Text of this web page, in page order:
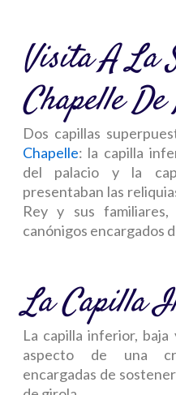
Visita A La
Chapelle
Dos capillas
Chapelle: la capilla
del palacio y la
presentaban las
Rey y sus
canónigos encargados
La Capilla
La capilla inferior,
aspecto de una
encargadas de